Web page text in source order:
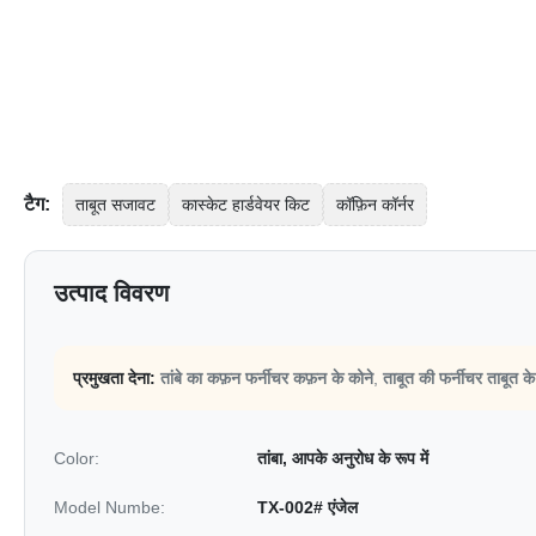
टैग: ताबूत सजावट कास्केट हार्डवेयर किट कॉफ़िन कॉर्नर
उत्पाद विवरण
प्रमुखता देना: तांबे का कफ़न फर्नीचर कफ़न के कोने, ताबूत की फर्नीचर ताबूत
Color: तांबा, आपके अनुरोध के रूप में
Model Numbe: TX-002# एंजेल